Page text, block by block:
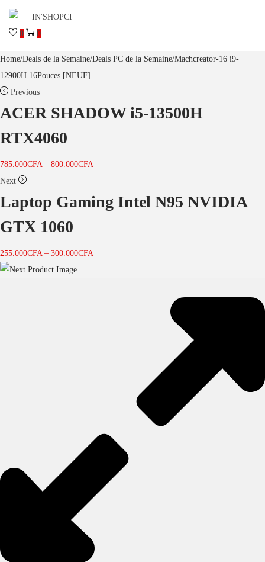
0 0
Home/Deals de la Semaine/Deals PC de la Semaine/Machcreator-16 i9-
12900H 16Pouces [NEUF]
Previous
ACER SHADOW i5-13500H
RTX4060
785.000CFA – 800.000CFA
Next
Laptop Gaming Intel N95 NVIDIA
GTX 1060
255.000CFA – 300.000CFA